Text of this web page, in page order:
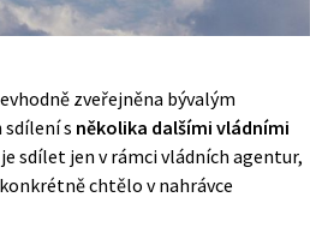
zveřejněna bývalým
s několika dalšími vládními
sdílet jen v rámci vládních agentur,
chtělo v nahrávce